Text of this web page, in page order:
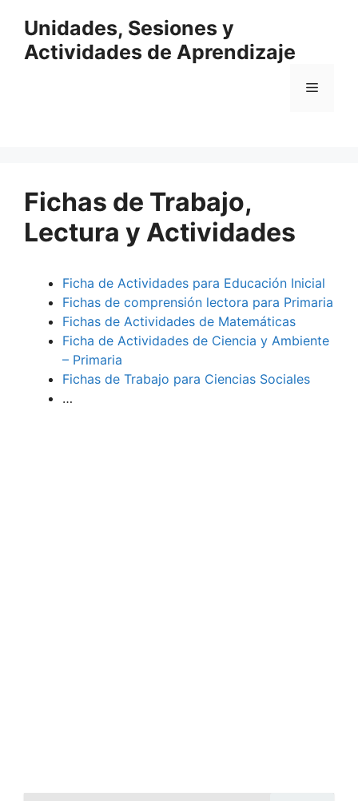
contenido
Unidades, Sesiones y
Actividades de Aprendizaje
Menú
Fichas de Trabajo,
Lectura y Actividades
Ficha de Actividades para Educación Inicial
Fichas de comprensión lectora para Primaria
Fichas de Actividades de Matemáticas
Ficha de Actividades de Ciencia y Ambiente
– Primaria
Fichas de Trabajo para Ciencias Sociales
…